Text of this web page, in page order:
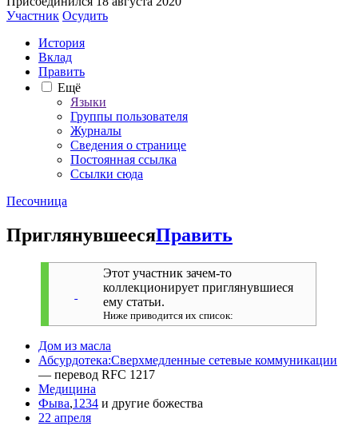
Участник Осудить
История
Вклад
Править
Ещё
Языки
Группы пользователя
Журналы
Сведения о странице
Постоянная ссылка
Ссылки сюда
Песочница
ПриглянувшеесяПравить
Этот участник зачем-то
коллекционирует приглянувшиеся
ему статьи.
Ниже приводится их список:
Дом из масла
Абсурдотека:Сверхмедленные сетевые коммуникации
— перевод RFC 1217
Медицина
Фыва,1234 и другие божества
22 апреля